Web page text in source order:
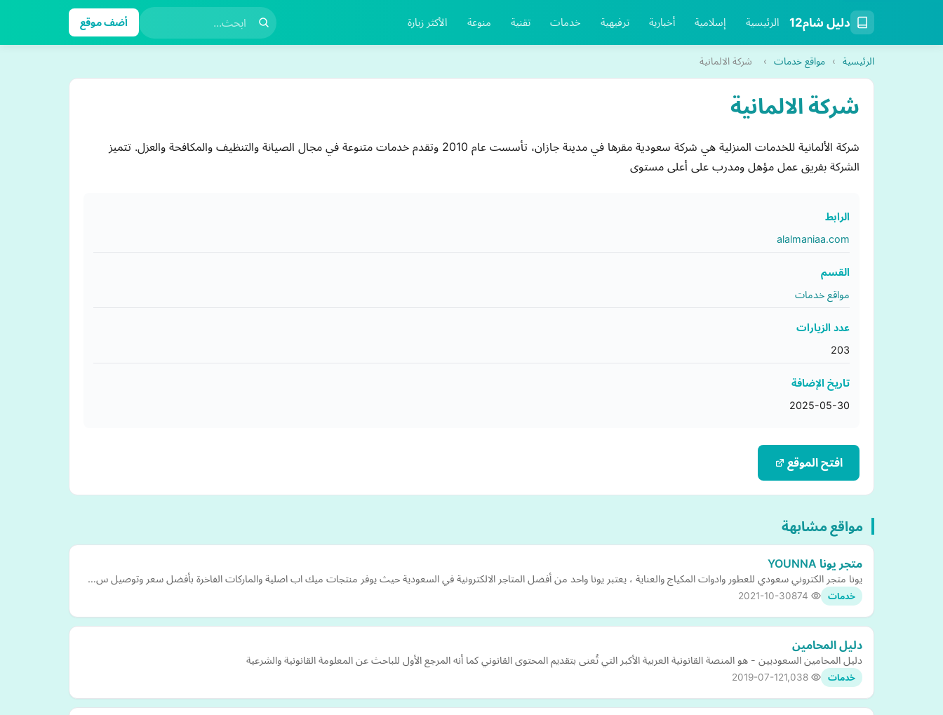
دليل شام12 الرئيسية إسلامية أخبارية ترفيهية خدمات تقنية منوعة الأكثر زيارة أضف موقع
الرئيسية › مواقع خدمات › شركة الالمانية
شركة الالمانية
شركة الألمانية للخدمات المنزلية هي شركة سعودية مقرها في مدينة جازان، تأسست عام 2010 وتقدم خدمات متنوعة في مجال الصيانة والتنظيف والمكافحة والعزل. تتميز
الشركة بفريق عمل مؤهل ومدرب على أعلى مستوى
الرابط
alalmaniaa.com
القسم
مواقع خدمات
عدد الزيارات
203
تاريخ الإضافة
2025-05-30
افتح الموقع
مواقع مشابهة
متجر يونا YOUNNA
يونا متجر الكتروني سعودي للعطور وادوات المكياج والعناية ، يعتبر يونا واحد من أفضل المتاجر الالكترونية في السعودية حيث يوفر منتجات ميك اب اصلية والماركات الفاخرة بأفضل سعر وتوصيل س…
خدمات 2021-10-30
دليل المحامين
دليل المحامين السعوديين - هو المنصة القانونية العربية الأكبر التي تُعنى بتقديم المحتوى القانوني كما أنه المرجع الأول للباحث عن المعلومة القانونية والشرعية
خدمات 2019-07-12